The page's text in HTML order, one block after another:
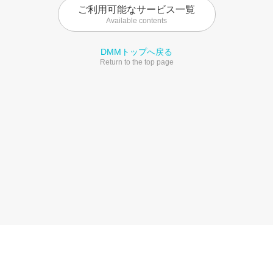
ご利用可能なサービス一覧
Available contents
DMMトップへ戻る
Return to the top page